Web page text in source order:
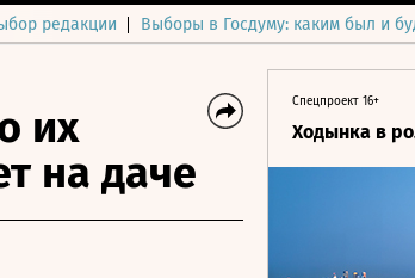
редакции Выборы в Госдуму: каким был и
их
на даче
Спецпроект 16+
Ходынка в